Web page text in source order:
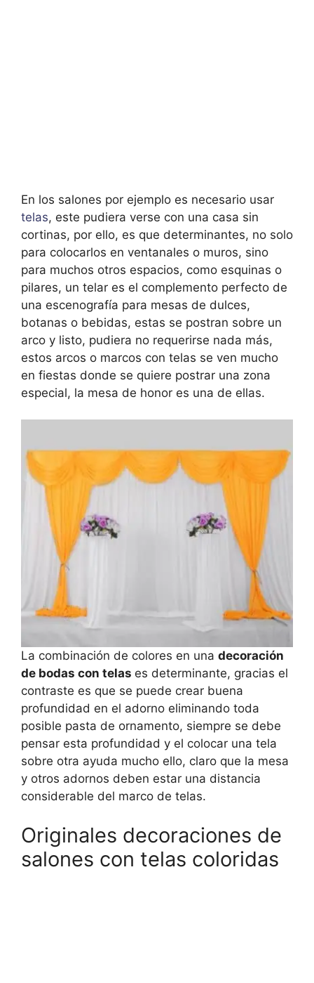
En los salones por ejemplo es necesario usar
telas, este pudiera verse con una casa sin
cortinas, por ello, es que determinantes, no solo
para colocarlos en ventanales o muros, sino
para muchos otros espacios, como esquinas o
pilares, un telar es el complemento perfecto de
una escenografía para mesas de dulces,
botanas o bebidas, estas se postran sobre un
arco y listo, pudiera no requerirse nada más,
estos arcos o marcos con telas se ven mucho
en fiestas donde se quiere postrar una zona
especial, la mesa de honor es una de ellas.
La combinación de colores en una decoración
de bodas con telas es determinante, gracias el
contraste es que se puede crear buena
profundidad en el adorno eliminando toda
posible pasta de ornamento, siempre se debe
pensar esta profundidad y el colocar una tela
sobre otra ayuda mucho ello, claro que la mesa
y otros adornos deben estar una distancia
considerable del marco de telas.
Originales decoraciones de
salones con telas coloridas